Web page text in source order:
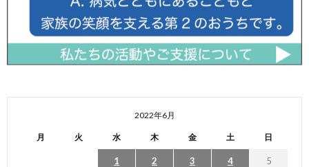
2022年6月
月 火 水 木 金 土 日
1 2 3 4 5